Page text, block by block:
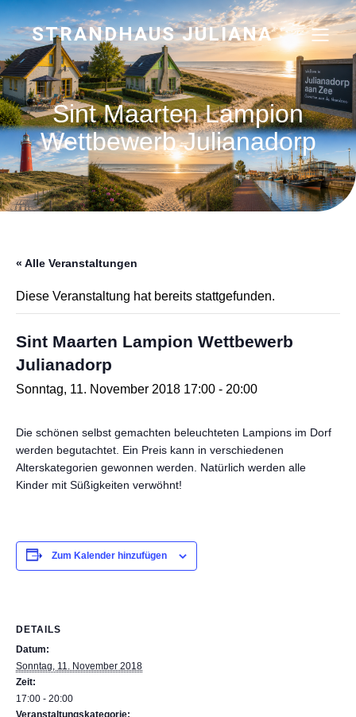
STRANDHAUS JULIANA
Sint Maarten Lampion
Wettbewerb Julianadorp
« Alle Veranstaltungen
Diese Veranstaltung hat bereits stattgefunden.
Sint Maarten Lampion Wettbewerb
Julianadorp
Sonntag, 11. November 2018 17:00 - 20:00
Die schönen selbst gemachten beleuchteten Lampions im Dorf
werden begutachtet. Ein Preis kann in verschiedenen
Alterskategorien gewonnen werden.
Natürlich werden alle
Kinder mit Süßigkeiten verwöhnt!
Zum Kalender hinzufügen
DETAILS
Datum:
Sonntag, 11. November 2018
Zeit:
17:00 - 20:00
Veranstaltungskategorie: